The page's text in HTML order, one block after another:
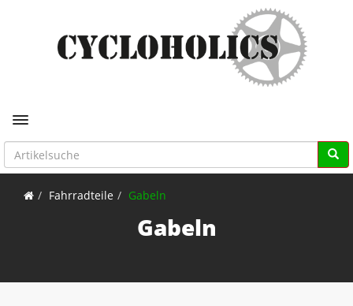
Toggle navigation
Fahrradteile Gabeln
Gabeln